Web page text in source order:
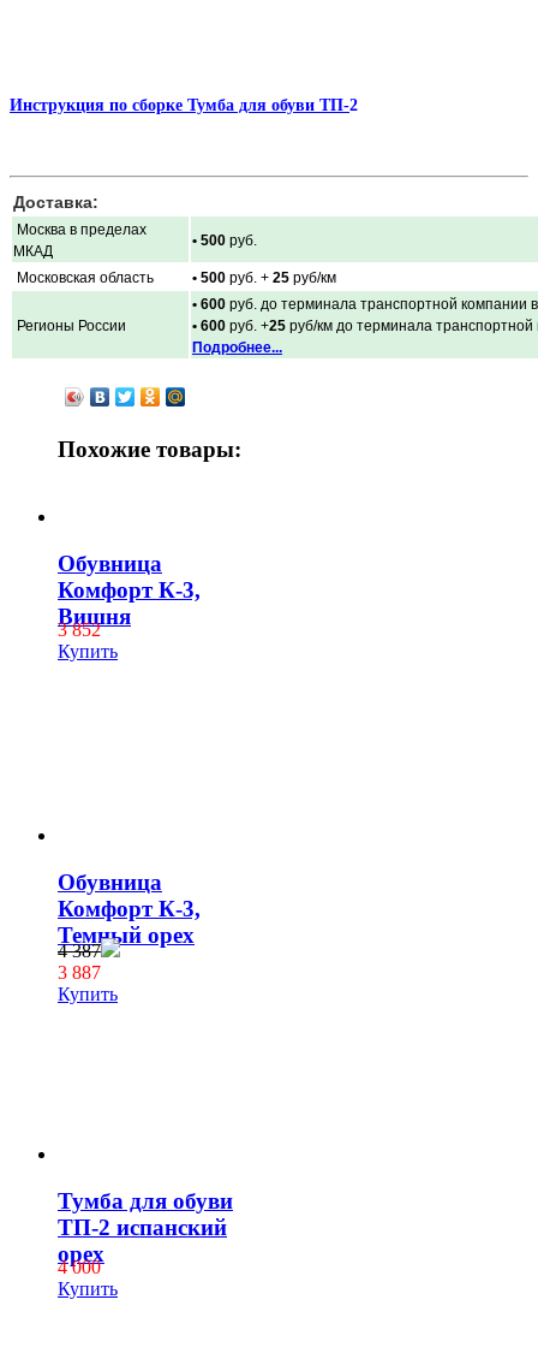
Инструкция по сборке Тумба для обуви ТП-2
Доставка:
Москва в пределах
МКАД
• 500 руб.
Московская область • 500 руб. + 25 руб/км
Регионы России
• 600 руб. до терминала транспортной компании
• 600 руб. +25 руб/км до терминала
Подробнее...
Похожие товары:
Обувница
Комфорт К-3,
Вишня
3 852
Купить
Обувница
Комфорт К-3,
Темный орех
4 387
3 887
Купить
Тумба для обуви
ТП-2 испанский
орех
4 000
Купить